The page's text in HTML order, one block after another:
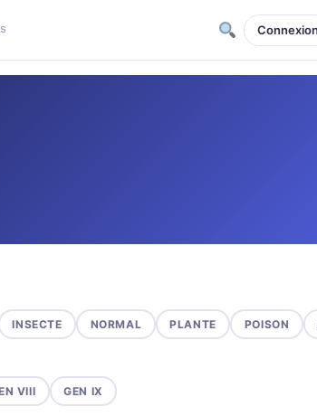
Connexion
INSECTE NORMAL PLANTE POISON
VIII GEN IX